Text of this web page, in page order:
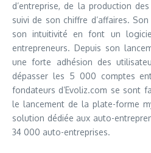
d’entreprise, de la production
suivi de son chiffre d’affaires.
son intuitivité en font un
entrepreneurs. Depuis son
une forte adhésion des
dépasser les 5 000 comptes
fondateurs d’Evoliz.com se sont
le lancement de la plate-forme
solution dédiée aux auto-
34 000 auto-entreprises.